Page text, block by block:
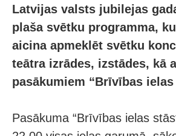
Latvijas valsts jubilejas
plaša svētku programma,
aicina apmeklēt svētku
teātra izrādes, izstādes, kā
pasākumiem “Brīvības
Pasākuma “Brīvības ielas